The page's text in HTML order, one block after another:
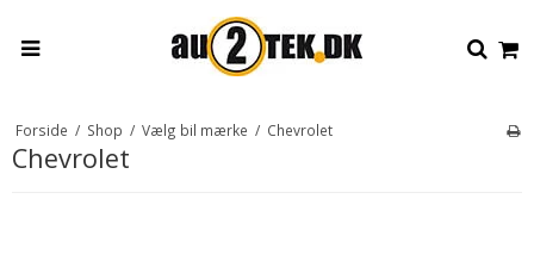
Forside / Shop / Vælg bil mærke / Chevrolet
Chevrolet